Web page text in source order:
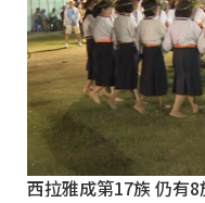
西拉雅成第17族 仍有